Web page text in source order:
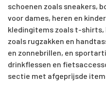
schoenen zoals sneakers,
voor dames, heren en
kledingitems zoals t-shirts,
zoals rugzakken en
en zonnebrillen, en
drinkflessen en
sectie met afgeprijsde